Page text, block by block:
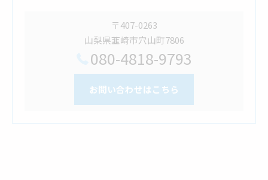
〒407-0263
山梨県韮崎市穴山町7806
080-4818-9793
お問い合わせはこちら